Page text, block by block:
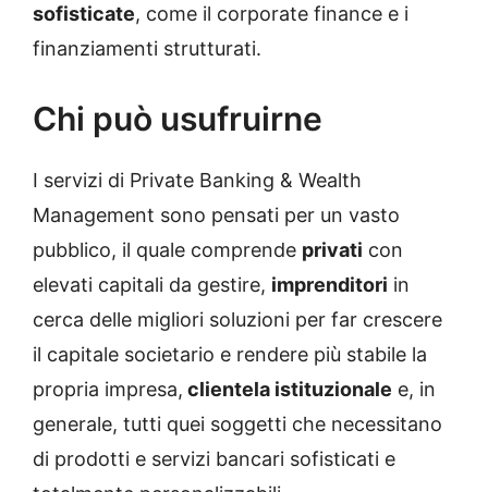
sofisticate, come il corporate finance e i
finanziamenti strutturati.
Chi può usufruirne
I servizi di Private Banking & Wealth
Management sono pensati per un vasto
pubblico, il quale comprende privati con
elevati capitali da gestire, imprenditori in
cerca delle migliori soluzioni per far crescere
il capitale societario e rendere più stabile la
propria impresa, clientela istituzionale e, in
generale, tutti quei soggetti che necessitano
di prodotti e servizi bancari sofisticati e